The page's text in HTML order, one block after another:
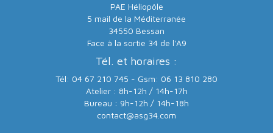
PAE Héliopôle
5 mail de la Méditerranée
34550 Bessan
Face à la sortie 34 de l'A9
Tél. et horaires :
Tél: 04 67 210 745 - Gsm: 06 13 810 280
Atelier : 8h-12h / 14h-17h
Bureau : 9h-12h / 14h-18h
contact@asg34.com